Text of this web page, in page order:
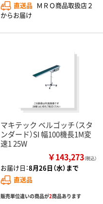
直送品 ＭＲＯ商品取扱店２
からお届け
マキテック ベルゴッチ（スタ
ンダード）SI 幅100機長1M変
速1 25W
￥143,273（税込）
お届け日：8月26日（水）まで
直送品
販売単位違いの商品が2商品あります